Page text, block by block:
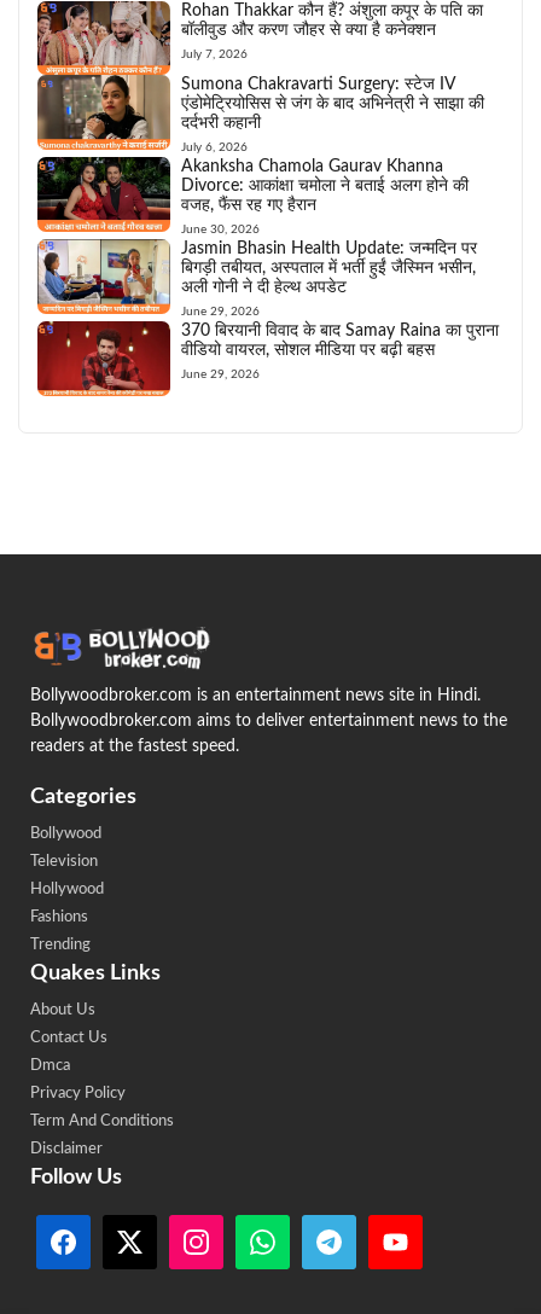
Rohan Thakkar कौन हैं? अंशुला कपूर के पति का
बॉलीवुड और करण जौहर से क्या है कनेक्शन
July 7, 2026
Sumona Chakravarti Surgery: स्टेज IV
एंडोमेट्रियोसिस से जंग के बाद अभिनेत्री ने साझा की
दर्दभरी कहानी
July 6, 2026
Akanksha Chamola Gaurav Khanna
Divorce: आकांक्षा चमोला ने बताई अलग होने की
वजह, फैंस रह गए हैरान
June 30, 2026
Jasmin Bhasin Health Update: जन्मदिन पर
बिगड़ी तबीयत, अस्पताल में भर्ती हुईं जैस्मिन भसीन,
अली गोनी ने दी हेल्थ अपडेट
June 29, 2026
370 बिरयानी विवाद के बाद Samay Raina का पुराना
वीडियो वायरल, सोशल मीडिया पर बढ़ी बहस
June 29, 2026
Bollywoodbroker.com is an entertainment news site in Hindi.
Bollywoodbroker.com aims to deliver entertainment news to the
readers at the fastest speed.
Categories
Bollywood
Television
Hollywood
Fashions
Trending
Quakes Links
About Us
Contact Us
Dmca
Privacy Policy
Term And Conditions
Disclaimer
Follow Us